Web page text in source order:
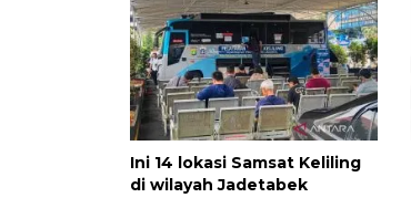
Ini 14 lokasi Samsat Keliling
di wilayah Jadetabek